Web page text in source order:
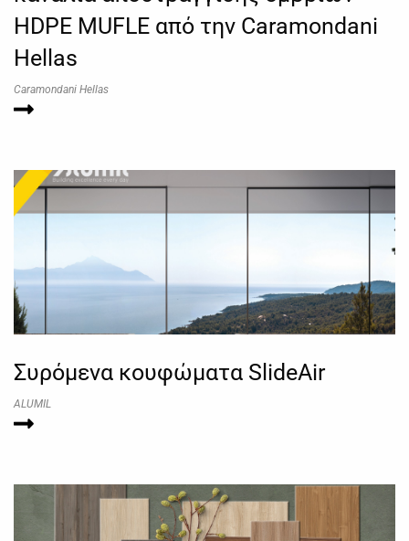
HDPE MUFLE από την Caramondani
Hellas
Caramondani Hellas
Συρόμενα κουφώματα SlideAir
ALUMIL